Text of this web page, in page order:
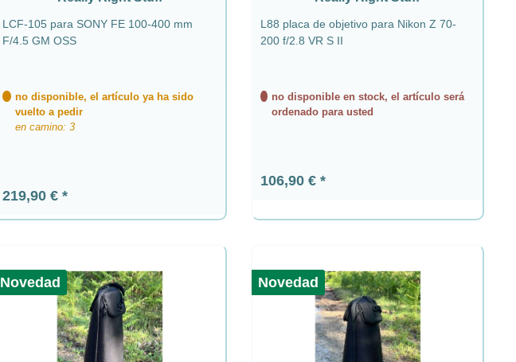
LCF-105 para SONY FE 100-400 mm
F/4.5 GM OSS
no disponible, el artículo ya ha sido
vuelto a pedir
en camino: 3
Precio normal:
219,90 €
L88 placa de objetivo para Nikon Z 70-
200 f/2.8 VR S II
no disponible en stock, el artículo será
ordenado para usted
Precio normal:
106,90 €
Novedad Novedad